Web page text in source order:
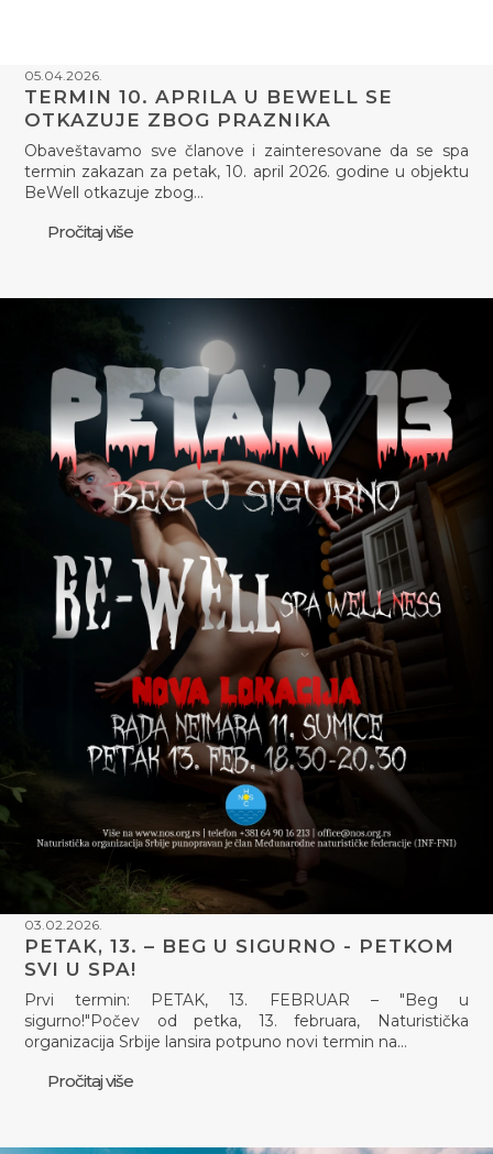
05.04.2026.
TERMIN 10. APRILA U BEWELL SE
OTKAZUJE ZBOG PRAZNIKA
Obaveštavamo sve članove i zainteresovane da se spa
termin zakazan za petak, 10. april 2026. godine u objektu
BeWell otkazuje zbog…
Pročitaj više
03.02.2026.
PETAK, 13. – BEG U SIGURNO - PETKOM
SVI U SPA!
Prvi termin: PETAK, 13. FEBRUAR – "Beg u
sigurno!"Počev od petka, 13. februara, Naturistička
organizacija Srbije lansira potpuno novi termin na…
Pročitaj više